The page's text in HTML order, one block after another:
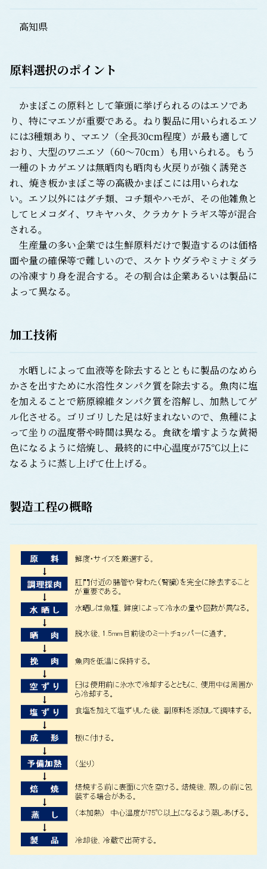
高知県
原料選択のポイント
かまぼこの原料として筆頭に挙げられるのはエソであ
り、特にマエソが重要である。ねり製品に用いられるエソ
には3種類あり、マエソ（全長30cm程度）が最も適して
おり、大型のワニエソ（60～70cm）も用いられる。もう
一種のトカゲエソは無晒肉も晒肉も火戻りが強く誘発さ
れ、焼き板かまぼこ等の高級かまぼこには用いられな
い。エソ以外にはグチ類、コチ類やハモが、その他雑魚と
してヒメコダイ、ワキヤハタ、クラカケトラギス等が混合
される。
生産量の多い企業では生鮮原料だけで製造するのは価格
面や量の確保等で難しいので、スケトウダラやミナミダラ
の冷凍すり身を混合する。その割合は企業あるいは製品に
よって異なる。
加工技術
水晒しによって血液等を除去するとともに製品のなめら
かさを出すために水溶性タンパク質を除去する。魚肉に塩
を加えることで筋原線維タンパク質を溶解し、加熱してゲ
ル化させる。ゴリゴリした足は好まれないので、魚種によ
って坐りの温度帯や時間は異なる。食欲を増すような黄褐
色になるように焙焼し、最終的に中心温度が75℃以上に
なるように蒸し上げて仕上げる。
製造工程の概略